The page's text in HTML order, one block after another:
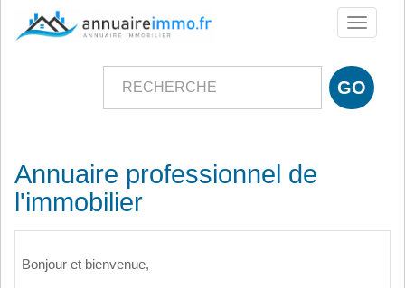
Toggle
Annuaire professionnel de
l'immobilier
Bonjour et bienvenue,